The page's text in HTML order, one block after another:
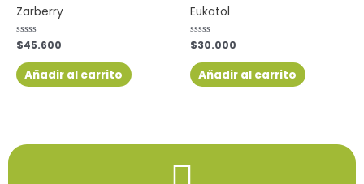
Zarberry
Valorado
con
de
5
$45.600
Añadir al carrito
Eukatol
Valorado
con
de
5
$30.000
Añadir al carrito